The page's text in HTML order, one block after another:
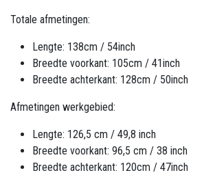
Totale afmetingen:
Lengte: 138cm / 54inch
Breedte voorkant: 105cm / 41inch
Breedte achterkant: 128cm / 50inch
Afmetingen werkgebied:
Lengte: 126,5 cm / 49,8 inch
Breedte voorkant: 96,5 cm / 38 inch
Breedte achterkant: 120cm / 47inch